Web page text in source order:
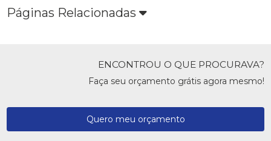
Páginas Relacionadas
ENCONTROU O QUE PROCURAVA?
Faça seu orçamento grátis agora mesmo!
Quero meu orçamento